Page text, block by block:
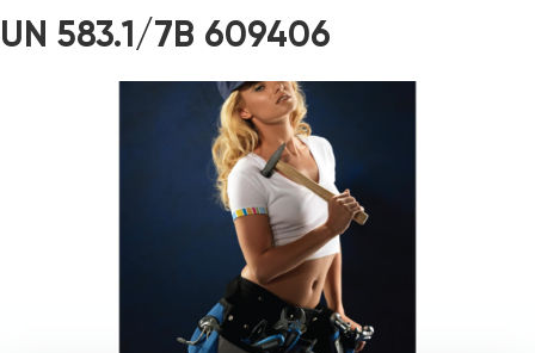
UN 583.1/7B 609406